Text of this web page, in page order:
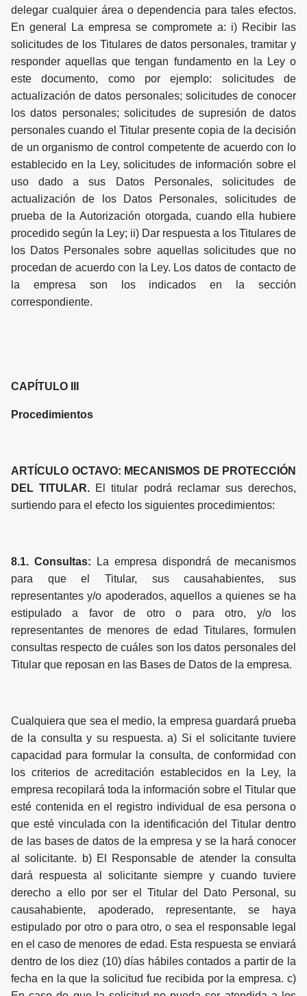
delegar cualquier área o dependencia para tales efectos.
En general La empresa se compromete a: i) Recibir las
solicitudes de los Titulares de datos personales, tramitar y
responder aquellas que tengan fundamento en la Ley o
este documento, como por ejemplo: solicitudes de
actualización de datos personales; solicitudes de conocer
los datos personales; solicitudes de supresión de datos
personales cuando el Titular presente copia de la decisión
de un organismo de control competente de acuerdo con lo
establecido en la Ley, solicitudes de información sobre el
uso dado a sus Datos Personales, solicitudes de
actualización de los Datos Personales, solicitudes de
prueba de la Autorización otorgada, cuando ella hubiere
procedido según la Ley; ii) Dar respuesta a los Titulares de
los Datos Personales sobre aquellas solicitudes que no
procedan de acuerdo con la Ley. Los datos de contacto de
la empresa son los indicados en la sección
correspondiente.
CAPÍTULO III
Procedimientos
ARTÍCULO OCTAVO: MECANISMOS DE PROTECCIÓN
DEL TITULAR. El titular podrá reclamar sus derechos,
surtiendo para el efecto los siguientes procedimientos:
8.1. Consultas:
La empresa dispondrá de mecanismos
para que el Titular, sus causahabientes, sus
representantes y/o apoderados, aquellos a quienes se ha
estipulado a favor de otro o para otro, y/o los
representantes de menores de edad Titulares, formulen
consultas respecto de cuáles son los datos personales del
Titular que reposan en las Bases de Datos de la empresa.
Cualquiera que sea el medio, la empresa guardará prueba
de la consulta y su respuesta. a) Si el solicitante tuviere
capacidad para formular la consulta, de conformidad con
los criterios de acreditación establecidos en la Ley, la
empresa recopilará toda la información sobre el Titular que
esté contenida en el registro individual de esa persona o
que esté vinculada con la identificación del Titular dentro
de las bases de datos de la empresa y se la hará conocer
al solicitante. b) El Responsable de atender la consulta
dará respuesta al solicitante siempre y cuando tuviere
derecho a ello por ser el Titular del Dato Personal, su
causahabiente, apoderado, representante, se haya
estipulado por otro o para otro, o sea el responsable legal
en el caso de menores de edad. Esta respuesta se enviará
dentro de los diez (10) días hábiles contados a partir de la
fecha en la que la solicitud fue recibida por la empresa. c)